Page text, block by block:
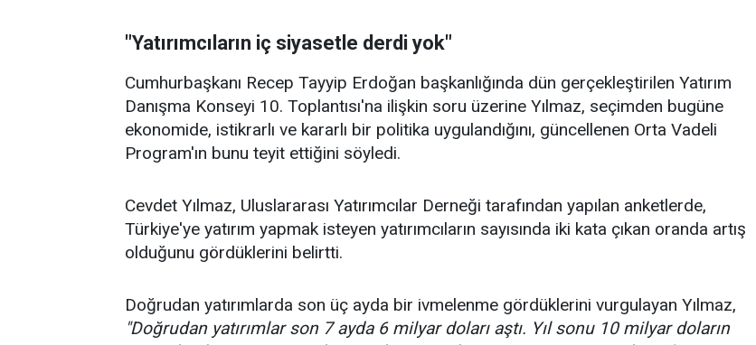
"Yatırımcıların iç siyasetle derdi yok"
Cumhurbaşkanı Recep Tayyip Erdoğan başkanlığında dün gerçekleştirilen Yatırım
Danışma Konseyi 10. Toplantısı'na ilişkin soru üzerine Yılmaz, seçimden bugüne
ekonomide, istikrarlı ve kararlı bir politika uygulandığını, güncellenen Orta Vadeli
Program'ın bunu teyit ettiğini söyledi.
Cevdet Yılmaz, Uluslararası Yatırımcılar Derneği tarafından yapılan anketlerde,
Türkiye'ye yatırım yapmak isteyen yatırımcıların sayısında iki kata çıkan oranda artış
olduğunu gördüklerini belirtti.
Doğrudan yatırımlarda son üç ayda bir ivmelenme gördüklerini vurgulayan Yılmaz,
"Doğrudan yatırımlar son 7 ayda 6 milyar doları aştı. Yıl sonu 10 milyar doların